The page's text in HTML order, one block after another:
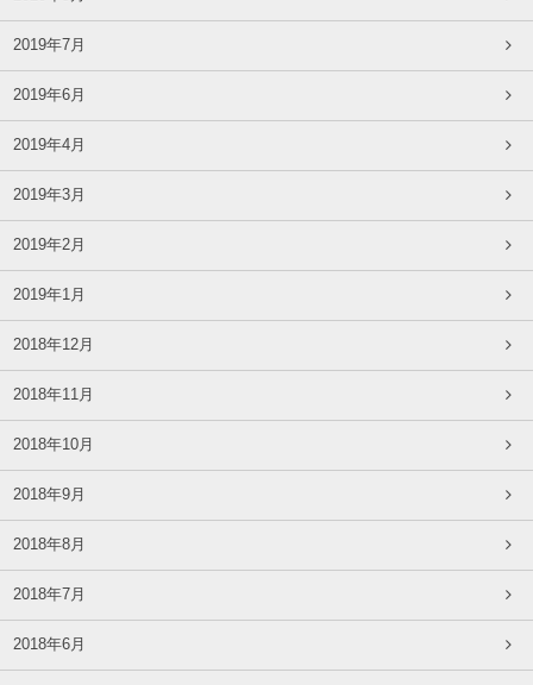
2019年7月
2019年6月
2019年4月
2019年3月
2019年2月
2019年1月
2018年12月
2018年11月
2018年10月
2018年9月
2018年8月
2018年7月
2018年6月